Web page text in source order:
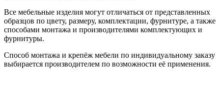
Все мебельные изделия могут отличаться от представленных
образцов по цвету, размеру, комплектации, фурнитуре, а также
способами монтажа и производителями комплектующих и
фурнитуры.
Способ монтажа и крепёж мебели по индивидуальному заказу
выбирается производителем по возможности её применения.